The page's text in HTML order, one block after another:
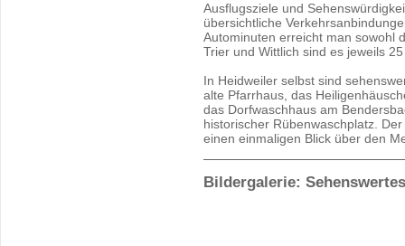
Ausflugsziele und
übersichtliche
Autominuten erreicht man sowohl
Trier und Wittlich sind es jeweils
In Heidweiler selbst sind
alte Pfarrhaus, das
das Dorfwaschhaus am
historischer Rübenwaschplatz.
einen einmaligen Blick über den
Bildergalerie: